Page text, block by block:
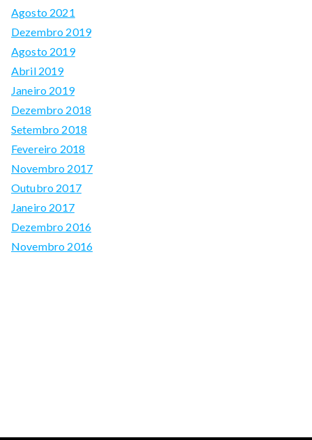
Agosto 2021
Dezembro 2019
Agosto 2019
Abril 2019
Janeiro 2019
Dezembro 2018
Setembro 2018
Fevereiro 2018
Novembro 2017
Outubro 2017
Janeiro 2017
Dezembro 2016
Novembro 2016